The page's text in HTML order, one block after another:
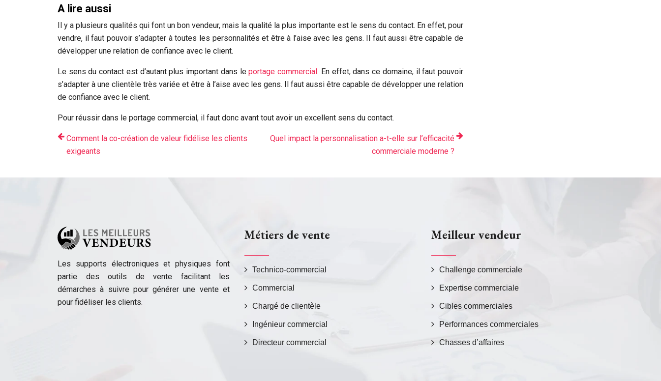
A lire aussi
Il y a plusieurs qualités qui font un bon vendeur, mais la qualité la plus importante est le sens du contact. En effet, pour
vendre, il faut pouvoir s’adapter à toutes les personnalités et être à l’aise avec les gens. Il faut aussi être capable de
développer une relation de confiance avec le client.
Le sens du contact est d’autant plus important dans leportage commercial. En effet, dans ce domaine, il faut pouvoir
s’adapter à une clientèle très variée et être à l’aise avec les gens. Il faut aussi être capable de développer une relation
de confiance avec le client.
Pour réussir dans le portage commercial, il faut donc avant tout avoir un excellent sens du contact.
Comment la co-création de valeur fidélise les clients
exigeants
Quel impact la personnalisation a-t-elle sur l’efficacité
commerciale moderne ?
Les supports électroniques et physiques font
partie des outils de vente facilitant les
démarches à suivre pour générer une vente et
pour fidéliser les clients.
Métiers de vente
Technico-commercial
Commercial
Chargé de clientèle
Ingénieur commercial
Directeur commercial
Meilleur vendeur
Challenge commerciale
Expertise commerciale
Cibles commerciales
Performances commerciales
Chasses d’affaires